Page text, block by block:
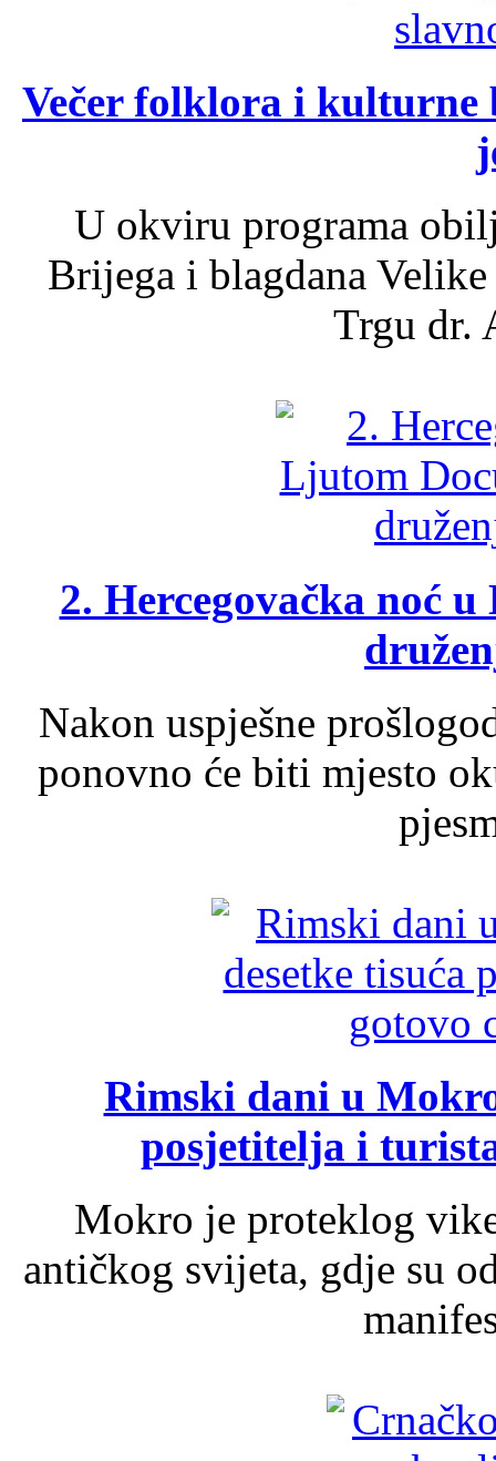
Večer folklora i kulturne
U okviru programa
Brijega i blagdana
Trgu dr.
2. Hercegovačka noć
Nakon uspješne
ponovno će biti mjesto
Rimski dani u
posjetitelja i
Mokro je proteklog
antičkog svijeta, gdje su